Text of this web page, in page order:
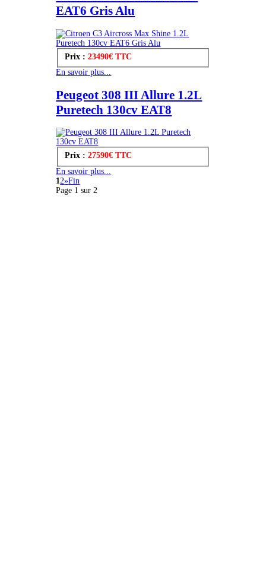
EAT6 Gris Alu
Prix : 23490€ TTC
En savoir plus...
Peugeot 308 III Allure 1.2L
Puretech 130cv EAT8
Prix : 27590€ TTC
En savoir plus...
1 2»Fin
Page 1 sur 2